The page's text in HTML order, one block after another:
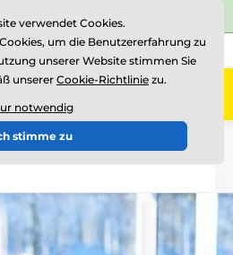
Bewertungen auf
+43 676 361 37 22
0
nach Thema Weihnachten
verwendet Cookies.
um die Benutzererfahrung zu
unserer Website stimmen Sie
unserer Cookie-Richtlinie zu.
notwendig
stimme zu